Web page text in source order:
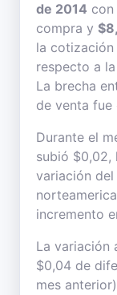
de 2014
compra y
la cotización
respecto a
La brecha
de venta fue
Durante el
subió $0,02,
variación del
incremento
La variación
$0,04 de
mes